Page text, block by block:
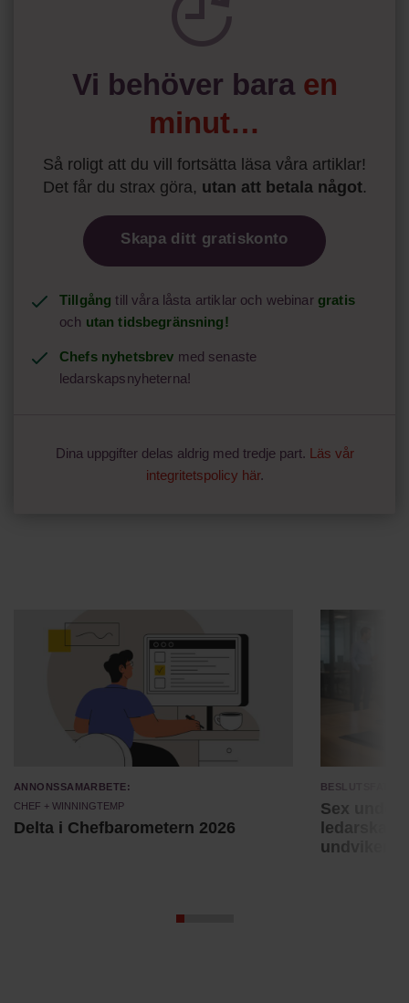
önskningar som svenskarna för fram i undersökningar.”
Siri Wikander: ”Led som i
början av pandemin”
Vi behöver bara en
minut…
Så roligt att du vill fortsätta läsa våra artiklar!
Det får du strax göra, utan att betala något.
Skapa ditt gratiskonto
Tillgång till våra låsta artiklar och webinar gratis
och utan tidsbegränsning!
Chefs nyhetsbrev med senaste
ledarskapsnyheterna!
Dina uppgifter delas aldrig med tredje part. Läs vår
integritetspolicy här.
Annonssamarbete:
Chef + Winningtemp
Delta i Chefbarometern 2026
Sex
undviker